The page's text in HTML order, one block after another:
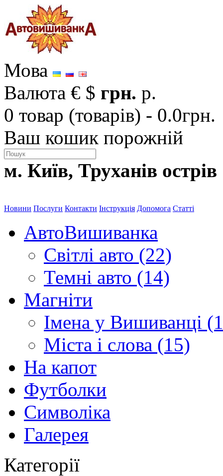
Мова
Валюта € $ грн. р.
0 товар (товарів) - 0.0грн.
Ваш кошик порожній
м. Київ, Труханів острів
Новини Послуги Контакти Інструкція Допомога Статті
АвтоВишиванка
Світлі авто (22)
Темні авто (14)
Магніти
Імена у Вишиванці
Міста і слова (15)
На капот
Футболки
Символіка
Галерея
Категорії